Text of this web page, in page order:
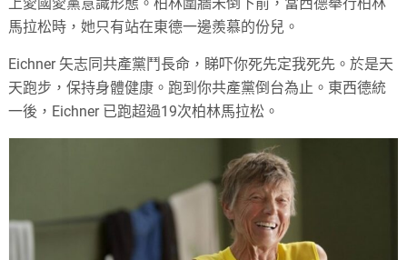
馬拉松時，她只有站在東德一邊羨慕的份兒。
Eichner 矢志同共產黨鬥長命，睇吓你死先定我死先。於是天
天跑步，保持身體健康。跑到你共產黨倒台為止。東西德統
一後，Eichner 已跑超過19次柏林馬拉松。